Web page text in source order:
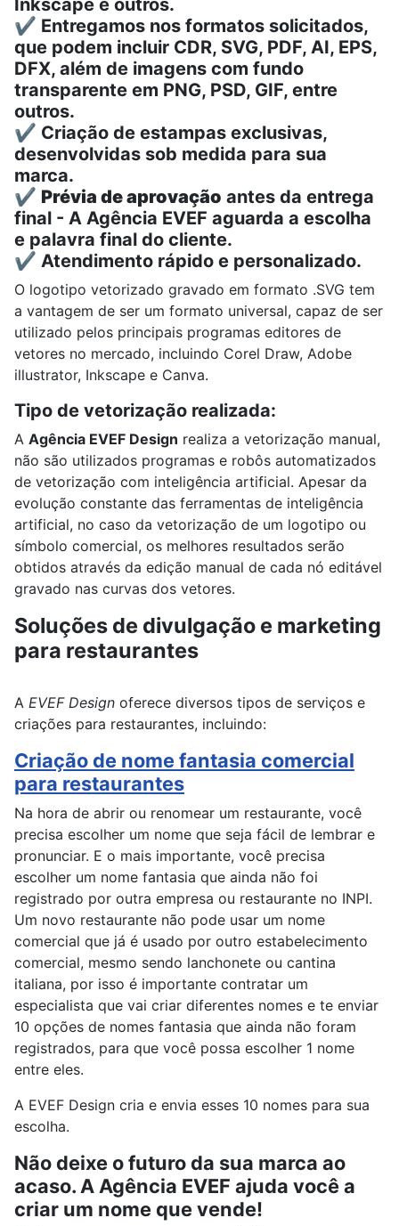
✔️ Entregamos nos formatos solicitados,
que podem incluir CDR, SVG, PDF, AI, EPS,
DFX, além de imagens com fundo
transparente em PNG, PSD, GIF, entre
outros.
✔️ Criação de estampas exclusivas,
desenvolvidas sob medida para sua
marca.
✔️ Prévia de aprovação antes da entrega
final - A Agência EVEF aguarda a escolha
e palavra final do cliente.
✔️ Atendimento rápido e personalizado.
O logotipo vetorizado gravado em formato .SVG tem
a vantagem de ser um formato universal, capaz de ser
utilizado pelos principais programas editores de
vetores no mercado, incluindo Corel Draw, Adobe
illustrator, Inkscape e Canva.
Tipo de vetorização realizada:
A Agência EVEF Design realiza a vetorização manual,
não são utilizados programas e robôs automatizados
de vetorização com inteligência artificial. Apesar da
evolução constante das ferramentas de inteligência
artificial, no caso da vetorização de um logotipo ou
símbolo comercial, os melhores resultados serão
obtidos através da edição manual de cada nó editável
gravado nas curvas dos vetores.
Soluções de divulgação e marketing
para restaurantes
A EVEF Design oferece diversos tipos de serviços e
criações para restaurantes, incluindo:
Criação de nome fantasia comercial
para restaurantes
Na hora de abrir ou renomear um restaurante, você
precisa escolher um nome que seja fácil de lembrar e
pronunciar. E o mais importante, você precisa
escolher um nome fantasia que ainda não foi
registrado por outra empresa ou restaurante no INPI.
Um novo restaurante não pode usar um nome
comercial que já é usado por outro estabelecimento
comercial, mesmo sendo lanchonete ou cantina
italiana, por isso é importante contratar um
especialista que vai criar diferentes nomes e te enviar
10 opções de nomes fantasia que ainda não foram
registrados, para que você possa escolher 1 nome
entre eles.
A EVEF Design cria e envia esses 10 nomes para sua
escolha.
Não deixe o futuro da sua marca ao
acaso. A Agência EVEF ajuda você a
criar um nome que vende!